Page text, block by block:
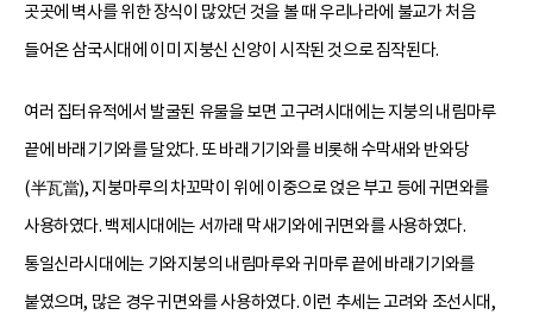
곳곳에 벽사를 위한 장식이 많았던 것을 볼 때 우리나라에 불교가 처음
들어온 삼국시대에 이미 지붕신 신앙이 시작된 것으로 짐작된다.
여러 집터유적에서 발굴된 유물을 보면 고구려시대에는 지붕의 내림마루
끝에 바래기기와를 달았다. 또 바래기기와를 비롯해 수막새와 반와당
(半瓦當), 지붕마루의 차꼬막이 위에 이중으로 얹은 부고 등에 귀면와를
사용하였다. 백제시대에는 서까래 막새기와에 귀면와를 사용하였다.
통일신라시대에는 기와지붕의 내림마루와 귀마루 끝에 바래기기와를
붙였으며, 많은 경우 귀면와를 사용하였다. 이런 추세는 고려와 조선시대,